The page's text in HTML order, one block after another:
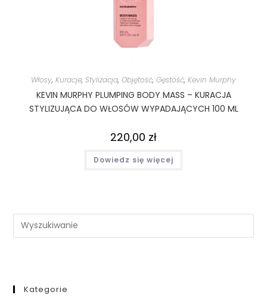
Włosy, Kuracje, Stylizacja, Objętość, Gęstość, Kevin Murphy
KEVIN MURPHY PLUMPING BODY MASS – KURACJA
STYLIZUJĄCA DO WŁOSÓW WYPADAJĄCYCH 100 ML
220,00 zł
Dowiedz się więcej
Kategorie